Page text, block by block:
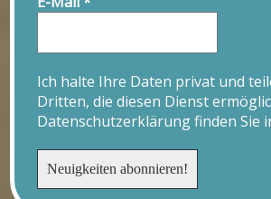
Ich halte Ihre Daten privat und
Dritten, die diesen Dienst
Datenschutzerklärung finden Sie